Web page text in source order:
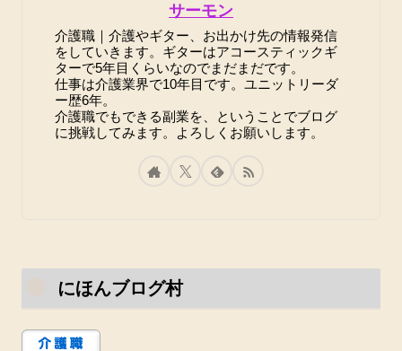
サーモン
介護職｜介護やギター、お出かけ先の情報発信
をしていきます。ギターはアコースティックギ
ターで5年目くらいなのでまだまだです。
仕事は介護業界で10年目です。ユニットリーダ
ー歴6年。
介護職でもできる副業を、ということでブログ
に挑戦してみます。よろしくお願いします。
にほんブログ村